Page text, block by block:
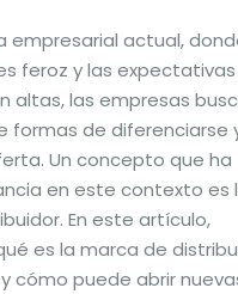
empresarial actual,
feroz y las
altas, las empresas
formas de diferenciarse
Un concepto que ha
en este contexto es
En este artículo,
es la marca de
cómo puede abrir